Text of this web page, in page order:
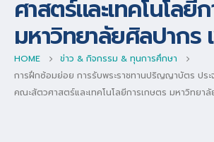
ศาสตร์และเทคโนโลยี
มหาวิทยาลัยศิลปากร
HOME
ข่าว & กิจกรรม & ทุนการศึกษา
การฝึกซ้อมย่อย การรับพระราชทานปริญญาบัตร ประ
คณะสัตวศาสตร์และเทคโนโลยีการเกษตร มหาวิทยา